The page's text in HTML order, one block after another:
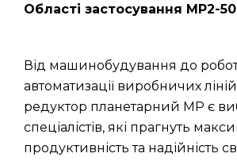
Області застосування МР2-
Від машинобудування до
автоматизації виробничих
редуктор планетарний МР є
спеціалістів, які прагнуть
продуктивність та надійність